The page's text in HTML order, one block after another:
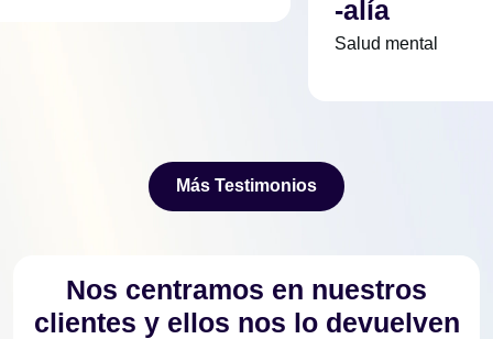
-alía
Salud mental
Más Testimonios
Nos centramos en nuestros
clientes y ellos nos lo devuelven